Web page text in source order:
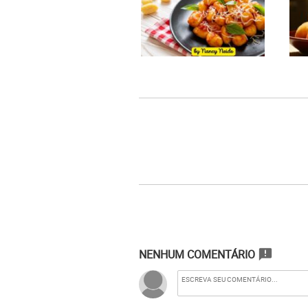
NENHUM COMENTÁRIO announcement